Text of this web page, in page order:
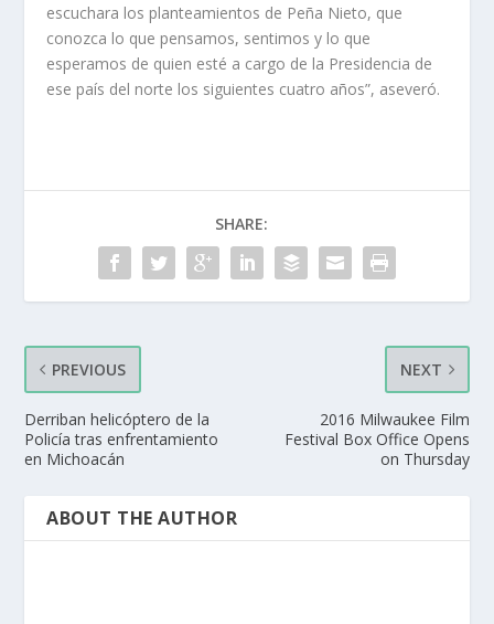
escuchara los planteamientos de Peña Nieto, que
conozca lo que pensamos, sentimos y lo que
esperamos de quien esté a cargo de la Presidencia de
ese país del norte los siguientes cuatro años”, aseveró.
SHARE:
PREVIOUS
Derriban helicóptero de la
Policía tras enfrentamiento
en Michoacán
NEXT
2016 Milwaukee Film
Festival Box Office Opens
on Thursday
ABOUT THE AUTHOR